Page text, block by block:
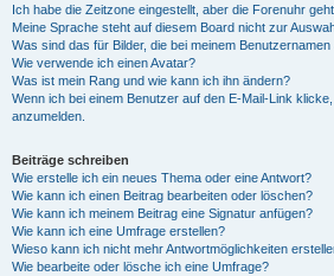
Ich habe die Zeitzone eingestellt, aber die Forenuhr
Meine Sprache steht auf diesem Board nicht zur
Was sind das für Bilder, die bei meinem
Wie verwende ich einen Avatar?
Was ist mein Rang und wie kann ich ihn ändern?
Wenn ich bei einem Benutzer auf den E-Mail-Link
anzumelden.
Beiträge schreiben
Wie erstelle ich ein neues Thema oder eine Antwort?
Wie kann ich einen Beitrag bearbeiten oder löschen?
Wie kann ich meinem Beitrag eine Signatur anfügen?
Wie kann ich eine Umfrage erstellen?
Wieso kann ich nicht mehr Antwortmöglichkeiten
Wie bearbeite oder lösche ich eine Umfrage?